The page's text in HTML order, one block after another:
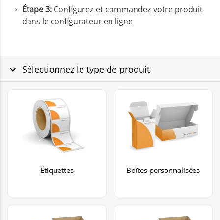
Étape 3: Configurez et commandez votre produit
dans le configurateur en ligne
Sélectionnez le type de produit
Étiquettes Boîtes personnalisées